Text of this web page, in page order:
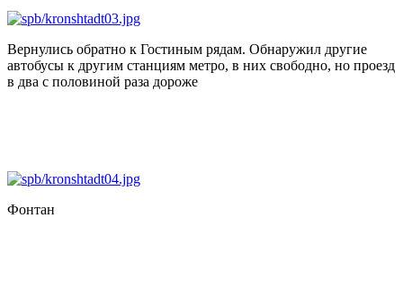
Вернулись обратно к Гостиным рядам. Обнаружил другие
автобусы к другим станциям метро, в них свободно, но проезд
в два с половиной раза дороже
Фонтан